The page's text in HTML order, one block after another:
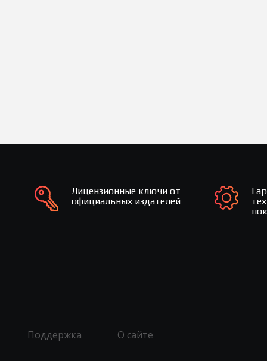
Лицензионные ключи от
официальных издателей
Поддержка О сайте